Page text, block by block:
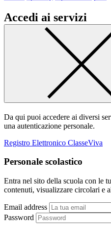
Accedi ai servizi
Da qui puoi accedere ai diversi
una autenticazione personale.
Registro Elettronico ClasseViva
Personale scolastico
Entra nel sito della scuola con le
contenuti, visualizzare circolari e
Email address
Password